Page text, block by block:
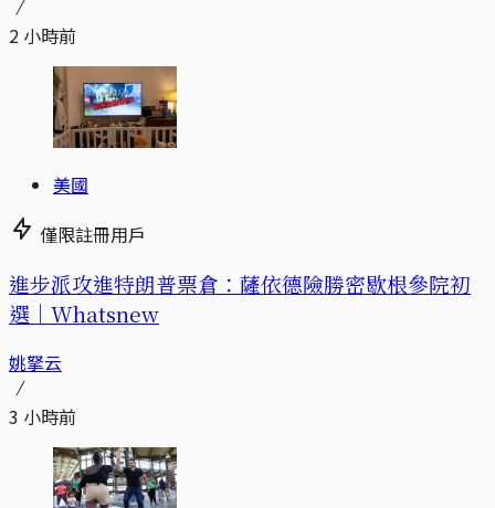
2 小時前
美國
僅限註冊用戶
進步派攻進特朗普票倉：薩依德險勝密歇根參院初
選｜Whatsnew
姚拏云
3 小時前